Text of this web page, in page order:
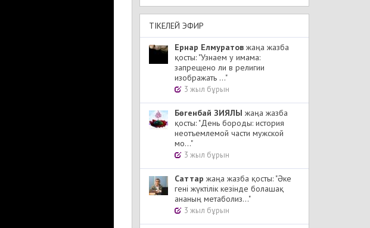
ТІКЕЛЕЙ ЭФИР
Ернар Елмуратов жаңа жазба
қосты: "Узнаем у имама:
запрещено ли в религии
изображать ..."
3 жыл бұрын
Бөгенбай ЗИЯЛЫ жаңа жазба
қосты: "День бороды: история
неотъемлемой части мужской
мо..."
3 жыл бұрын
Cаттар жаңа жазба қосты: "Әке
гені жүктілік кезінде болашақ
ананың метаболиз..."
3 жыл бұрын